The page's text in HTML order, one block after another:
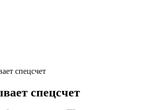
спецсчет
спецсчет